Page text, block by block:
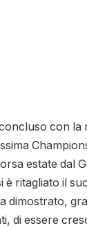
con la
estate dal
ritagliato il
dimostrato,
di essere